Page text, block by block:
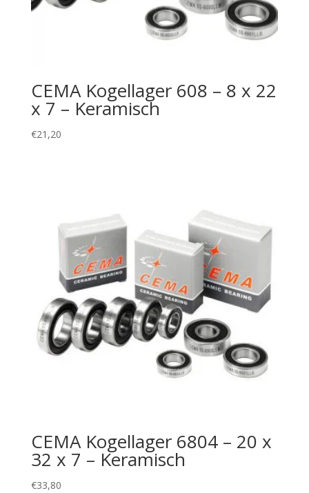
CEMA Kogellager 608 – 8 x 22
x 7 – Keramisch
€21,20
CEMA Kogellager 6804 – 20 x
32 x 7 – Keramisch
€33,80